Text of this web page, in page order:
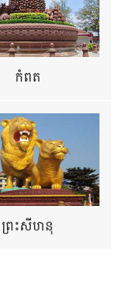
កំពត
ព្រះសីហនុ